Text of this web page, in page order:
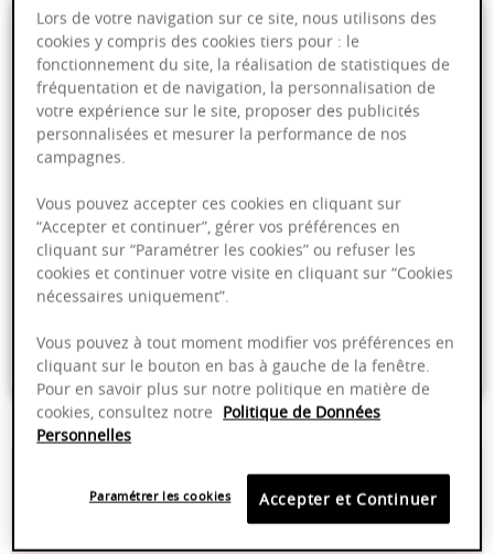
4,99 €
75cl- soit 6,65 €/ L
PRODUIT INDISPONIBLE
Livraison offerte dans nos points de vente
Paiement sécurisé
Mécanique
Lors de votre navigation sur ce site, nous utilisons des
cookies y compris des cookies tiers pour : le
fonctionnement du site, la réalisation de statistiques de
fréquentation et de navigation, la personnalisation de
votre expérience sur le site, proposer des publicités
personnalisées et mesurer la performance de nos
campagnes.
Vous pouvez accepter ces cookies en cliquant sur
“Accepter et continuer”, gérer vos préférences en
cliquant sur “Paramétrer les cookies” ou refuser les
cookies et continuer votre visite en cliquant sur “Cookies
nécessaires uniquement”.
Vous pouvez à tout moment modifier vos préférences en
cliquant sur le bouton en bas à gauche de la fenêtre.
Pour en savoir plus sur notre politique en matière de
cookies, consultez notre Politique de Données
Personnelles
Accepter et Continuer
Paramétrer les cookies